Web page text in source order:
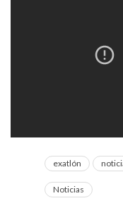
exatlón
Noticias